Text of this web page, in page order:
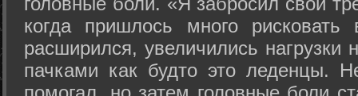
когда пришлось много
расширился, увеличились нагрузки
пачками как будто это леденцы.